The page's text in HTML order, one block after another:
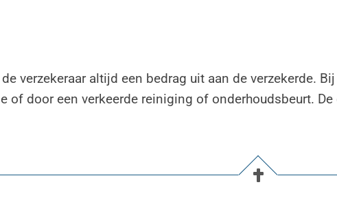
verzekeraar altijd een bedrag uit aan de verzekerde.
of door een verkeerde reiniging of onderhoudsbeurt.